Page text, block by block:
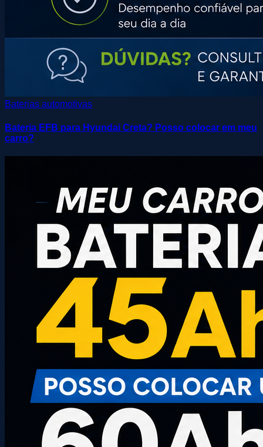
Baterias automotivas
Bateria EFB para Hyundai Creta? Posso colocar em meu
carro?